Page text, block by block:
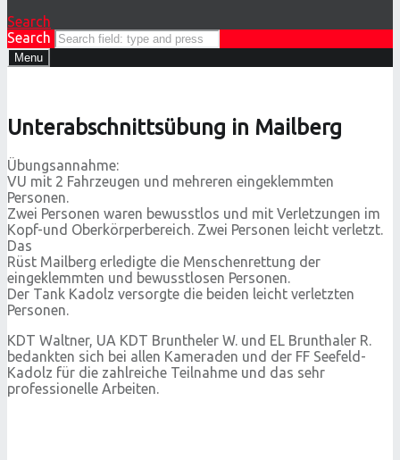
Search
Search
Menu
Unterabschnittsübung in Mailberg
Übungsannahme:
VU mit 2 Fahrzeugen und mehreren eingeklemmten
Personen.
Zwei Personen waren bewusstlos und mit Verletzungen im
Kopf-und Oberkörperbereich. Zwei Personen leicht verletzt.
Das
Rüst Mailberg erledigte die Menschenrettung der
eingeklemmten und bewusstlosen Personen.
Der Tank Kadolz versorgte die beiden leicht verletzten
Personen.
KDT Waltner, UA KDT Bruntheler W. und EL Brunthaler R.
bedankten sich bei allen Kameraden und der FF Seefeld-
Kadolz für die zahlreiche Teilnahme und das sehr
professionelle Arbeiten.